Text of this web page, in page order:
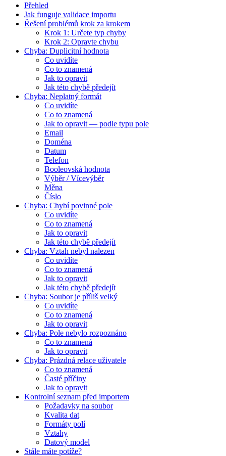
Přehled
Jak funguje validace importu
Řešení problémů krok za krokem
Krok 1: Určete typ chyby
Krok 2: Opravte chybu
Chyba: Duplicitní hodnota
Co uvidíte
Co to znamená
Jak to opravit
Jak této chybě předejít
Chyba: Neplatný formát
Co uvidíte
Co to znamená
Jak to opravit — podle typu pole
Email
Doména
Datum
Telefon
Booleovská hodnota
Výběr / Vícevýběr
Měna
Číslo
Chyba: Chybí povinné pole
Co uvidíte
Co to znamená
Jak to opravit
Jak této chybě předejít
Chyba: Vztah nebyl nalezen
Co uvidíte
Co to znamená
Jak to opravit
Jak této chybě předejít
Chyba: Soubor je příliš velký
Co uvidíte
Co to znamená
Jak to opravit
Chyba: Pole nebylo rozpoznáno
Co to znamená
Jak to opravit
Chyba: Prázdná relace uživatele
Co to znamená
Časté příčiny
Jak to opravit
Kontrolní seznam před importem
Požadavky na soubor
Kvalita dat
Formáty polí
Vztahy
Datový model
Stále máte potíže?